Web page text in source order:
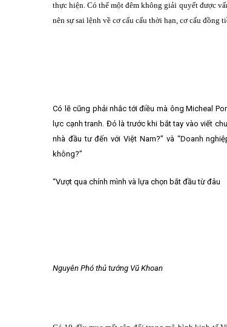
thực hiện. Có thể một đêm không giải quyết được
nên sự sai lệnh về cơ cấu cấu thời hạn, cơ cấu
Có lẽ cũng phải nhắc tới điều mà ông Micheal
lực cạnh tranh. Đó là trước khi bắt tay vào viết
nhà đầu tư đến với Việt Nam?” và “Doanh
không?”
“Vượt qua chính mình và lựa chọn bắt đầu từ đâu
Nguyên Phó thủ tướng Vũ Khoan